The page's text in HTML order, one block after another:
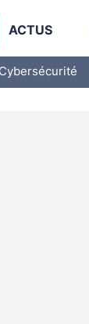
ACTUS
Cybersécurité